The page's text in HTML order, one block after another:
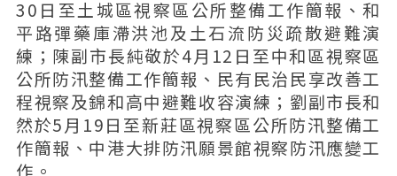
30日至土城區視察區公所整備工作簡報、和
平路彈藥庫滯洪池及土石流防災疏散避難演
練；陳副市長純敬於4月12日至中和區視察區
公所防汛整備工作簡報、民有民治民享改善工
程視察及錦和高中避難收容演練；劉副市長和
然於5月19日至新莊區視察區公所防汛整備工
作簡報、中港大排防汛願景館視察防汛應變工
作。